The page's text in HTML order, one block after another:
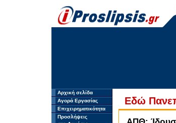
Αρχική σελίδα
Αγορά Εργασίας
Επιχειρηματικότητα
Προσλήψεις
Eδώ